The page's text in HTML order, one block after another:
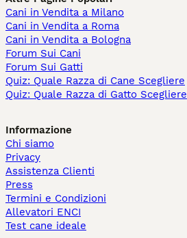
Cani in Vendita a Milano
Cani in Vendita a Roma
Cani in Vendita a Bologna
Forum Sui Cani
Forum Sui Gatti
Quiz: Quale Razza di Cane Scegliere
Quiz: Quale Razza di Gatto Scegliere
Informazione
Chi siamo
Privacy
Assistenza Clienti
Press
Termini e Condizioni
Allevatori ENCI
Test cane ideale